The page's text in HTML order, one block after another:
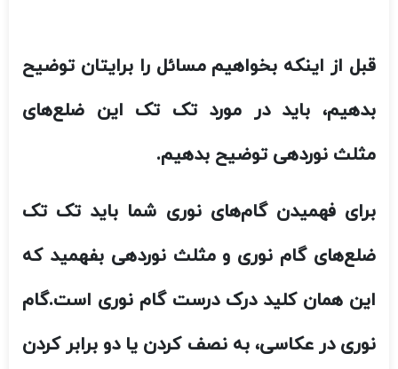
قبل از اینکه بخواهیم مسائل را برایتان توضیح
بدهیم، باید در مورد تک تک این ضلع‌های
مثلث نوردهی توضیح بدهیم.
برای فهمیدن گام‌های نوری شما باید تک تک
ضلع‌های گام نوری و مثلث نوردهی بفهمید که
این همان کلید درک درست گام نوری است.گام
نوری در عکاسی، به نصف کردن یا دو برابر کردن